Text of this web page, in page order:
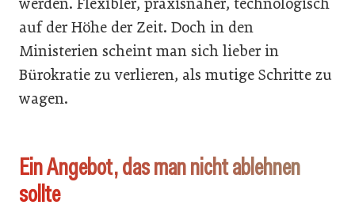
auf der Höhe der Zeit. Doch in den
Ministerien scheint man sich lieber in
Bürokratie zu verlieren, als mutige Schritte zu
wagen.
Ein Angebot, das man nicht ablehnen
sollte